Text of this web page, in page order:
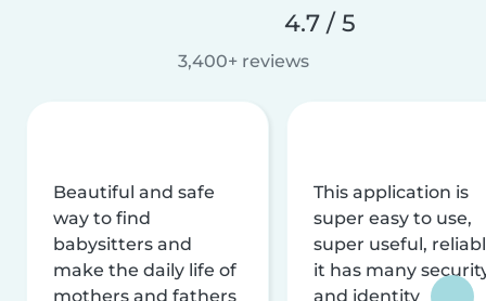
4.7 / 5
3,400+ reviews
Beautiful and safe
way to find
babysitters and
make the daily life of
mothers and fathers
This application is
super easy to use,
super useful,
it has many
and identity